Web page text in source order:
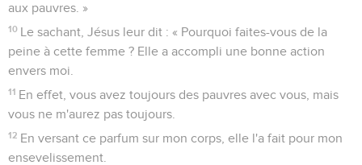
aux pauvres. »
10 Le sachant, Jésus leur dit : « Pourquoi faites-vous de la
peine à cette femme ? Elle a accompli une bonne action
envers moi.
11 En effet, vous avez toujours des pauvres avec vous, mais
vous ne m'aurez pas toujours.
12 En versant ce parfum sur mon corps, elle l'a fait pour mon
ensevelissement.